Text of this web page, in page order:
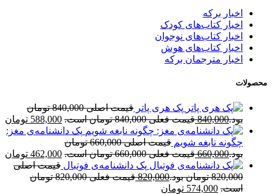
اخبار برکه
اخبار کتاب‌های کودک
اخبار کتاب‌های نوجوان
اخبار کتاب‌های هوش
اخبار مترجمان برکه
محصولات
پک هری پاتر
قیمت اصلی 840,000 تومان
بود.840,000 قیمت فعلی 840,000 تومان است. 588,000 تومان
پک دانشنامه‌ی مغز:
چگونه نابغه شویم
قیمت اصلی 660,000 تومان
بود.660,000 قیمت فعلی 660,000 تومان است. 462,000 تومان
پک دانشنامه‌ی فوتبال قیمت اصلی
820,000 تومان بود.
820,000
قیمت فعلی 820,000 تومان
است. 574,000 تومان